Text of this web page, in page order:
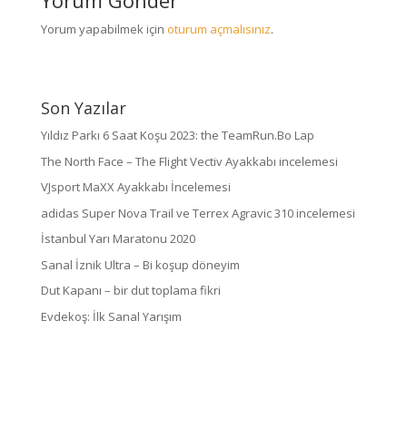
Yorum yapabilmek için oturum açmalısınız.
Son Yazılar
Yıldız Parkı 6 Saat Koşu 2023: the TeamRun.Bo Lap
The North Face – The Flight Vectiv Ayakkabı incelemesi
VJsport MaXX Ayakkabı İncelemesi
adidas Super Nova Trail ve Terrex Agravic 310 incelemesi
İstanbul Yarı Maratonu 2020
Sanal İznik Ultra – Bi koşup döneyim
Dut Kapanı – bir dut toplama fikri
Evdekoş: İlk Sanal Yarışım